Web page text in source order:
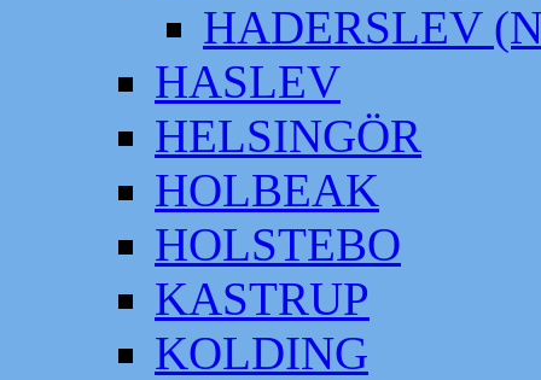
HADERSLEV
HASLEV
HELSINGÖR
HOLBEAK
HOLSTEBO
KASTRUP
KOLDING